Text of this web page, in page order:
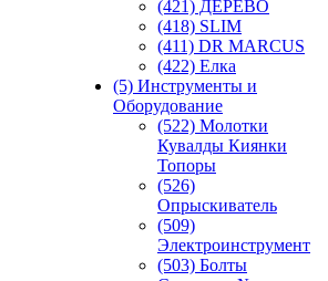
(421) ДЕРЕВО
(418) SLIM
(411) DR MARCUS
(422) Елка
(5) Инструменты и
Оборудование
(522) Молотки
Кувалды Киянки
Топоры
(526)
Опрыскиватель
(509)
Электроинструмент
(503) Болты